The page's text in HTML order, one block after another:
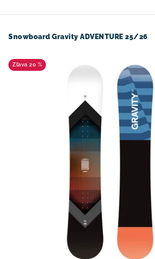
Snowboard Gravity ADVENTURE 25/26
20 %